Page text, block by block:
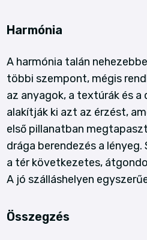
Harmónia
A harmónia talán
többi szempont, mégis
az anyagok, a textúrák és
alakítják ki azt az érzést,
első pillanatban
drága berendezés a lényeg.
a tér következetes,
A jó szálláshelyen
Összegzés